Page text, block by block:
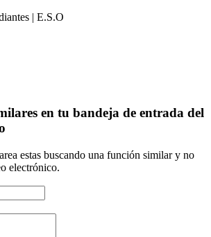
| E.S.O
en tu bandeja de entrada del
estas buscando una función similar y no
electrónico.